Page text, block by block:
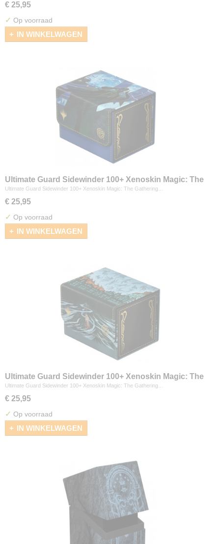
€ 25,95
✓ Op voorraad
IN WINKELWAGEN
Ultimate Guard Sidewinder 100+ Xenoskin Magic: The
Gathering "Secrets of Strixhaven" - Pongify
Ultimate Guard Sidewinder 100+ Xenoskin Magic: The Gathering…
€ 25,95
✓ Op voorraad
IN WINKELWAGEN
Ultimate Guard Sidewinder 100+ Xenoskin Magic: The
Gathering "Secrets of Strixhaven" - Cyclonic Rift
Ultimate Guard Sidewinder 100+ Xenoskin Magic: The Gathering…
€ 25,95
✓ Op voorraad
IN WINKELWAGEN